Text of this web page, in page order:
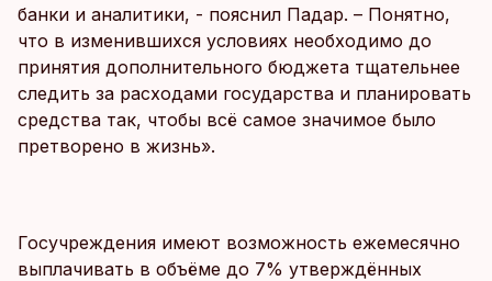
банки и аналитики, - пояснил Падар. – Понятно,
что в изменившихся условиях необходимо до
принятия дополнительного бюджета тщательнее
следить за расходами государства и планировать
средства так, чтобы всё самое значимое было
претворено в жизнь».
Госучреждения имеют возможность ежемесячно
выплачивать в объёме до 7% утверждённых